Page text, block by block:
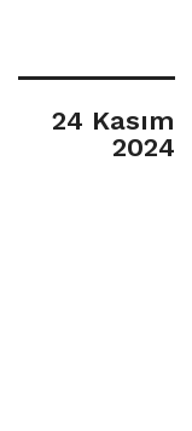
24 Kasım
2024